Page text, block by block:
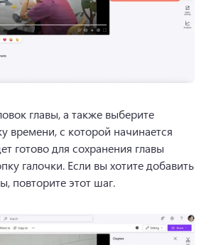
главы, а также выберите
времени, с которой начинается
готово для сохранения главы
галочки. Если вы хотите добавить
повторите этот шаг.